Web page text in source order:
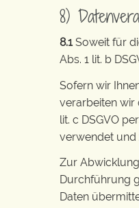
8)
8.1Soweit für
Abs. 1 lit. b
Sofern wir
verarbeiten wir
lit. c DSGVO
verwendet und
Zur
Durchführung
Daten